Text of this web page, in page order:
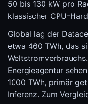
50 bis 130 kW pro
klassischer CPU-
Global lag der
etwa 460 TWh, das
Energieagentur
1000 TWh, primär
Inferenz. Zum